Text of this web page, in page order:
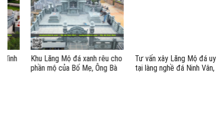
Khu Lăng Mộ đá xanh rêu cho
phần mộ của Bố Mẹ, Ông Bà
Tư vấn xây Lăng Mộ đá uy tín
tại làng nghề đá Ninh Vân,